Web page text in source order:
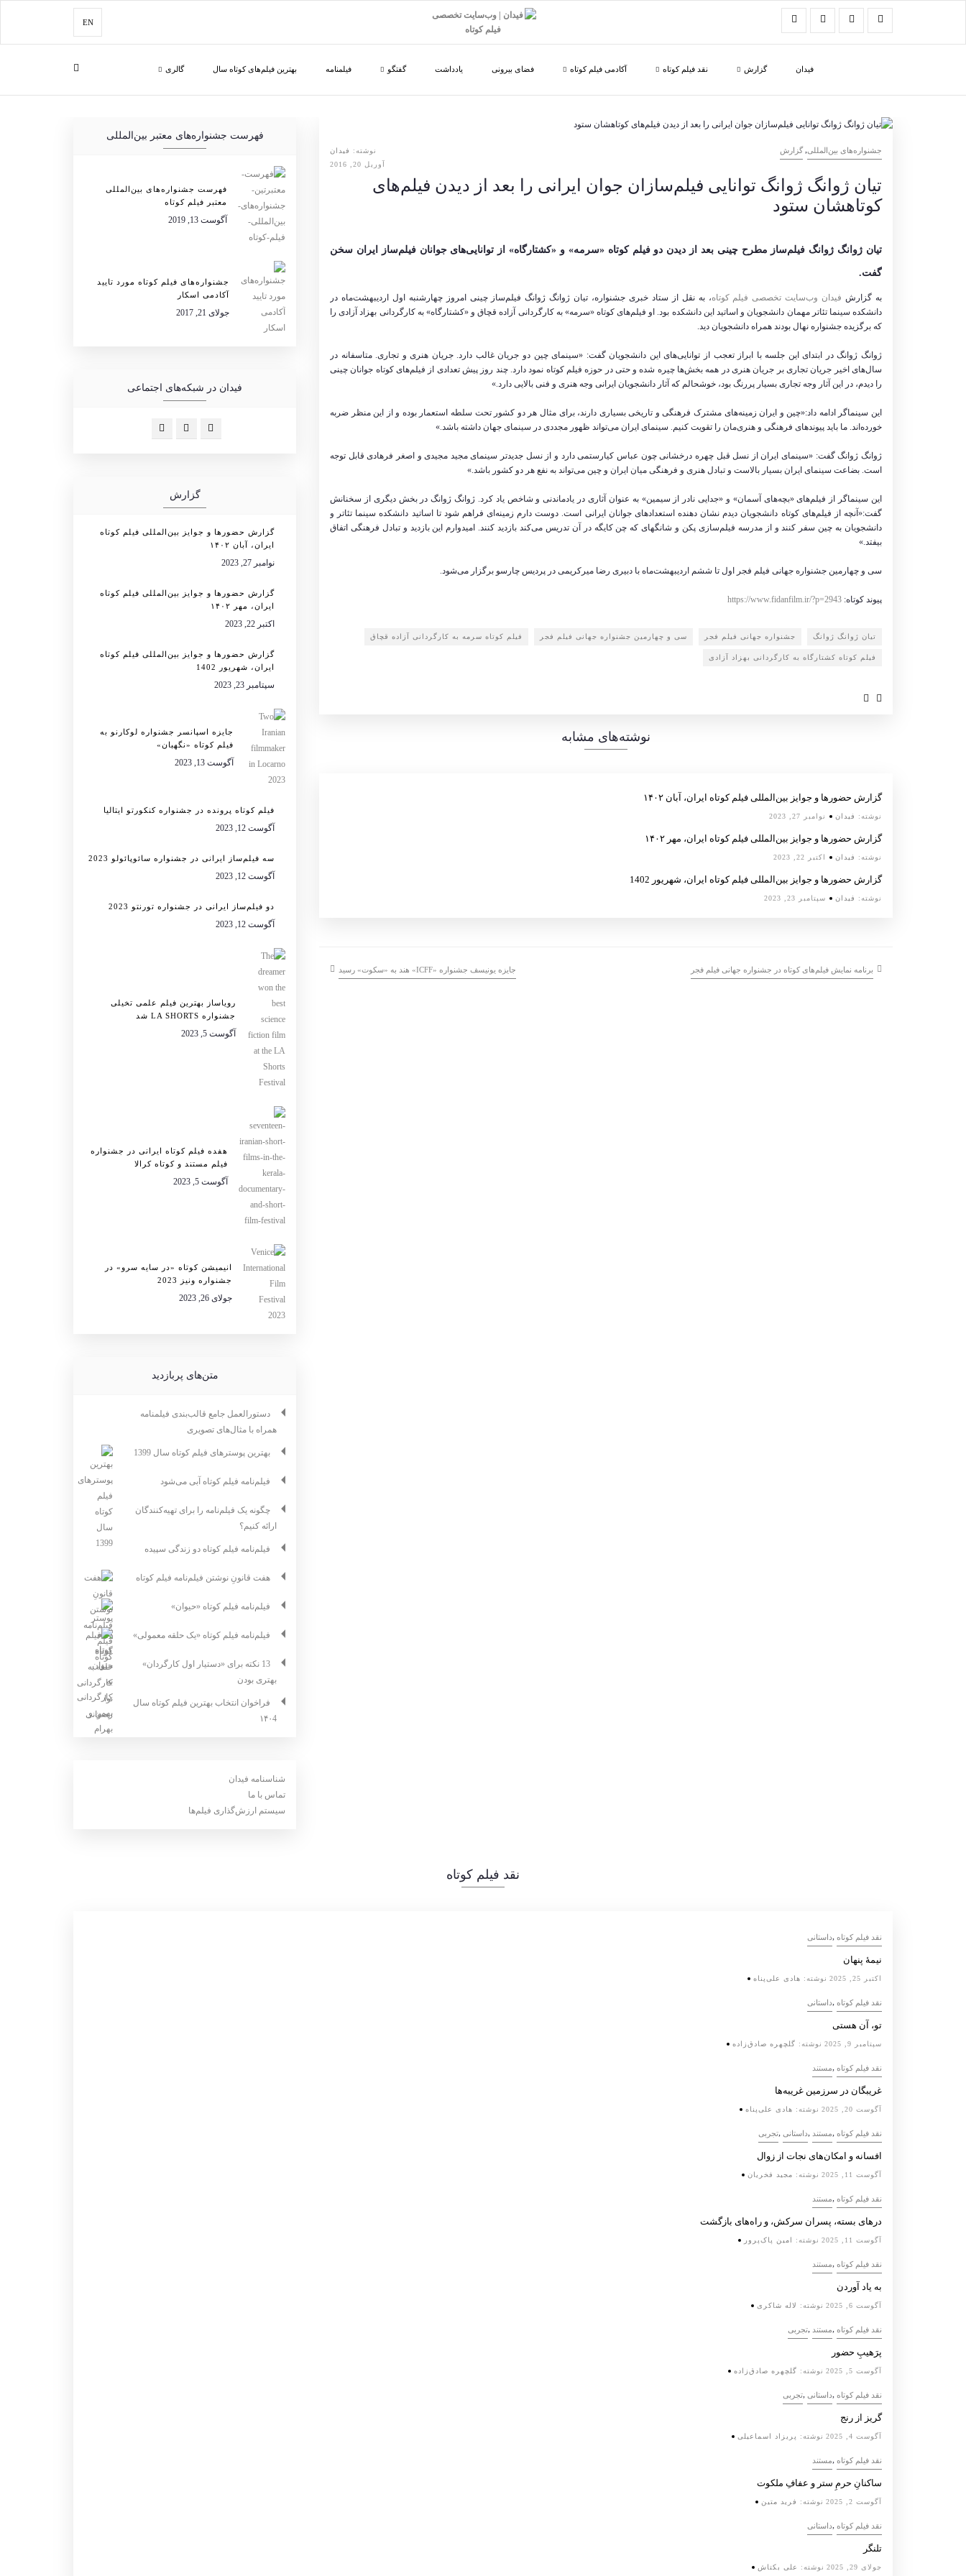
EN
فیدان گزارش نقد فیلم کوتاه آکادمی فیلم کوتاه فضای بیرونی یادداشت گفتگو فیلمنامه بهترین فیلم‌های کوتاه سال گالری
‌‌جشنواره‌های بین‌المللی,گزارش نوشته:
فیدان
آوریل 20, 2016
تیان ژوانگ ژوانگ توانایی فیلم‌سازان جوان ایرانی را بعد از دیدن فیلم‌های
کوتاهشان ستود
تیان ژوانگ ژوانگ فیلم‌ساز مطرح چینی بعد از دیدن دو فیلم کوتاه «سرمه» و «کشتارگاه» از توانایی‌های جوانان فیلم‌ساز ایران سخن
گفت.
به گزارش فیدان وب‌سایت تخصصی فیلم کوتاه، به نقل از ستاد خبری جشنواره، تیان ژوانگ ژوانگ فیلم‌ساز چینی امروز چهارشنبه اول اردیبهشت‌ماه در
دانشکده سینما تئاتر مهمان دانشجویان و اساتید این دانشکده بود. او فیلم‌های کوتاه «سرمه» به کارگردانی آزاده قچاق و «کشتارگاه» به کارگردانی بهزاد آزادی را
که برگزیده جشنواره نهال بودند همراه دانشجویان دید.
ژوانگ ژوانگ در ابتدای این جلسه با ابراز تعجب از توانایی‌های این دانشجویان گفت: «سینمای چین دو جریان غالب دارد. جریان هنری و تجاری. متاسفانه در
سال‌های اخیر جریان تجاری بر جریان هنری در همه بخش‌ها چیره شده و حتی در حوزه فیلم کوتاه نمود دارد. چند روز پیش تعدادی از فیلم‌های کوتاه جوانان چینی
را دیدم، در این آثار وجه تجاری بسیار پررنگ بود، خوشحالم که آثار دانشجویان ایرانی وجه هنری و فنی بالایی دارد.»
این سینماگر ادامه داد:«چین و ایران زمینه‌های مشترک فرهنگی و تاریخی بسیاری دارند، برای مثال هر دو کشور تحت سلطه استعمار بوده و از این منظر ضربه
خورده‌اند. ما باید پیوندهای فرهنگی و هنری‌مان را تقویت کنیم. سینمای ایران می‌تواند ظهور مجددی در سینمای جهان داشته باشد.»
ژوانگ ژوانگ گفت: «سینمای ایران از نسل قبل چهره درخشانی چون عباس کیارستمی دارد و از نسل جدیدتر سینمای مجید مجیدی و اصغر فرهادی قابل توجه
است. بضاعت سینمای ایران بسیار بالاست و تبادل هنری و فرهنگی میان ایران و چین می‌تواند به نفع هر دو کشور باشد.»
این سینماگر از فیلم‌های «بچه‌های آسمان» و «جدایی نادر از سیمین» به عنوان آثاری در یادماندنی و شاخص یاد کرد. ژوانگ ژوانگ در بخش دیگری از سخنانش
گفت:«آنچه از فیلم‌های کوتاه دانشجویان دیدم نشان دهنده استعدادهای جوانان ایرانی است. دوست دارم زمینه‌ای فراهم شود تا اساتید دانشکده سینما تئاتر و
دانشجویان به چین سفر کنند و از مدرسه فیلم‌سازی پکن و شانگهای که چن کایگه در آن تدریس می‌کند بازدید کنند. امیدوارم این بازدید و تبادل فرهنگی اتفاق
بیفتد.»
سی و چهارمین جشنواره جهانی فیلم فجر اول تا ششم اردیبهشت‌ماه با دبیری رضا میرکریمی در پردیس چارسو برگزار می‌شود.
پیوند کوتاه: https://www.fidanfilm.ir/?p=2943
تیان ژوانگ ژوانگ جشنواره جهانی فیلم فجر سی و چهارمین جشنواره جهانی فیلم فجر فیلم کوتاه سرمه به کارگردانی آزاده قچاق
فیلم کوتاه کشتارگاه به کارگردانی بهزاد آزادی
نوشته‌های مشابه
گزارش حضورها و جوایز بین‌المللی فیلم کوتاه ایران، آبان ۱۴۰۲
نوشته: فیدان نوامبر 27, 2023
گزارش حضورها و جوایز بین‌المللی فیلم کوتاه ایران، مهر ۱۴۰۲
نوشته: فیدان اکتبر 22, 2023
گزارش حضورها و جوایز بین‌المللی فیلم کوتاه ایران، شهریور 1402
نوشته: فیدان سپتامبر 23, 2023
برنامه نمایش فیلم‌های کوتاه در جشنواره جهانی فیلم فجر جایزه یونیسف جشنواره «ICFF» هند به «سکوت» رسید
فهرست جشنواره‌های معتبر بین‌المللی
فهرست جشنواره‌های بین‌المللی
معتبر فیلم کوتاه
آگوست 13, 2019
جشنواره‌های فیلم کوتاه مورد تایید
آکادمی اسکار
جولای 21, 2017
فیدان در شبکه‌های اجتماعی
گزارش
گزارش حضورها و جوایز بین‌المللی فیلم کوتاه
ایران، آبان ۱۴۰۲
نوامبر 27, 2023
گزارش حضورها و جوایز بین‌المللی فیلم کوتاه
ایران، مهر ۱۴۰۲
اکتبر 22, 2023
گزارش حضورها و جوایز بین‌المللی فیلم کوتاه
ایران، شهریور 1402
سپتامبر 23, 2023
جایزه اسپانسر جشنواره لوکارنو به
فیلم کوتاه «نگهبان»
آگوست 13, 2023
فیلم کوتاه پرونده در جشنواره کنکورتو ایتالیا
آگوست 12, 2023
سه فیلم‌ساز ایرانی در جشنواره سائوپائولو 2023
آگوست 12, 2023
دو فیلم‌ساز ایرانی در جشنواره تورنتو 2023
آگوست 12, 2023
رویاساز بهترین فیلم علمی تخیلی
جشنواره LA SHORTS شد
آگوست 5, 2023
هفده فیلم کوتاه ایرانی در جشنواره
فیلم مستند و کوتاه کرالا
آگوست 5, 2023
انیمیشن کوتاه «در سایه سرو» در
جشنواره ونیز 2023
جولای 26, 2023
متن‌های پربازدید
دستورالعمل جامع قالب‌بندی فیلمنامه
همراه با مثال‌های تصویری
بهترین پوسترهای فیلم کوتاه سال 1399
فیلم‌نامه فیلم کوتاه آبی می‌شود
چگونه یک فیلم‌نامه را برای تهیه‌کنندگان
ارائه کنیم؟
فیلم‌نامه فیلم کوتاه دو زندگی سپیده
هفت قانونِ نوشتن فیلم‌نامه فیلم کوتاه
فیلم‌نامه فیلم کوتاه «حیوان»
فیلم‌نامه فیلم کوتاه «یک حلقه معمولی»
13 نکته برای «دستیار اول کارگردان»
بهتری بودن
فراخوان انتخاب بهترین فیلم کوتاه سال
۱۴۰4
شناسنامه فیدان
تماس با ما
سیستم ارزش‌گذاری فیلم‌ها
نقد فیلم کوتاه
داستانی, نقد فیلم کوتاه
نیمۀ پنهان
نوشته: هادی علی‌پناه اکتبر 25, 2025
داستانی, نقد فیلم کوتاه
تو، آن هستی
نوشته: گلچهره صادق‌زاده سپتامبر 9, 2025
مستند, نقد فیلم کوتاه
غریبگان در سرزمین غریبه‌ها
نوشته: هادی علی‌پناه آگوست 20, 2025
تجربی, داستانی, مستند, نقد فیلم کوتاه
افسانه‌ و امکان‌های نجات از زوال
نوشته: مجید فخریان آگوست 11, 2025
مستند, نقد فیلم کوتاه
درهای بسته، پسران سرکش، و راه‌های بازگشت
نوشته: امین پاک‌پرور آگوست 11, 2025
مستند, نقد فیلم کوتاه
به یاد آوردن
نوشته: لاله شاکری آگوست 6, 2025
تجربی, مستند, نقد فیلم کوتاه
پرَهیب‌ِ حضور
نوشته: گلچهره صادق‌زاده آگوست 5, 2025
تجربی, داستانی, نقد فیلم کوتاه
گریز از رنج
نوشته: پریزاد اسماعیلی آگوست 4, 2025
مستند, نقد فیلم کوتاه
ساکنانِ حرمِ ستر و عفافِ ملکوت
نوشته: فرید متین آگوست 2, 2025
داستانی, نقد فیلم کوتاه
تلنگر
نوشته: علی بکتاش جولای 29, 2025